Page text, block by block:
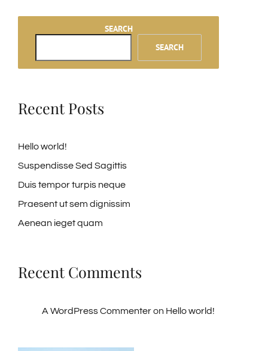
SEARCH
SEARCH
Recent Posts
Hello world!
Suspendisse Sed Sagittis
Duis tempor turpis neque
Praesent ut sem dignissim
Aenean ieget quam
Recent Comments
A WordPress Commenteron Hello world!